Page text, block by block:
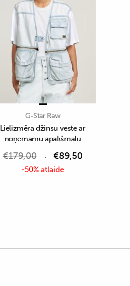
G-Star Raw
Lielizmēra džinsu veste ar
noņemamu apakšmalu
€179,00 €89,50
-50% atlaide